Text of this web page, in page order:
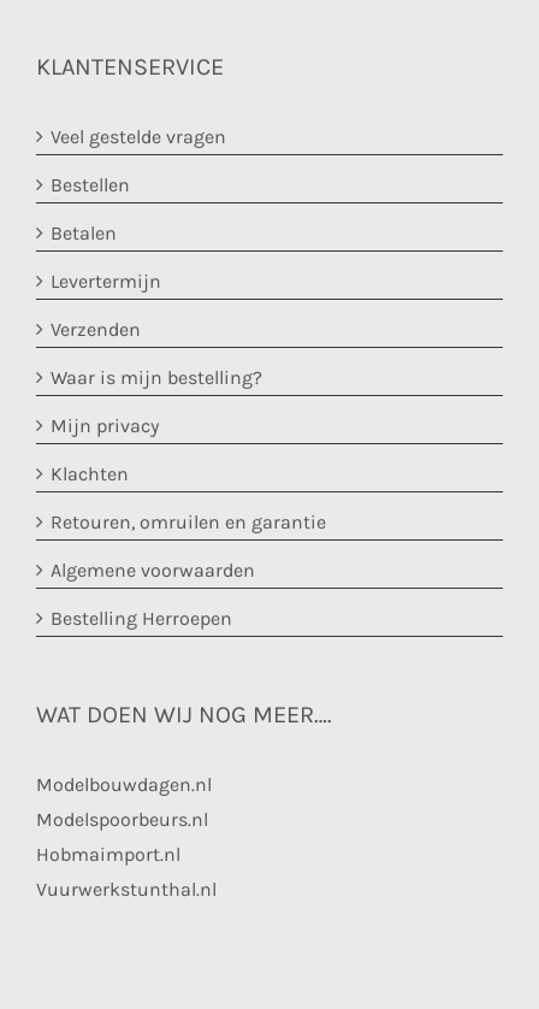
KLANTENSERVICE
Veel gestelde vragen
Bestellen
Betalen
Levertermijn
Verzenden
Waar is mijn bestelling?
Mijn privacy
Klachten
Retouren, omruilen en garantie
Algemene voorwaarden
Bestelling Herroepen
WAT DOEN WIJ NOG MEER….
Modelbouwdagen.nl
Modelspoorbeurs.nl
Hobmaimport.nl
Vuurwerkstunthal.nl